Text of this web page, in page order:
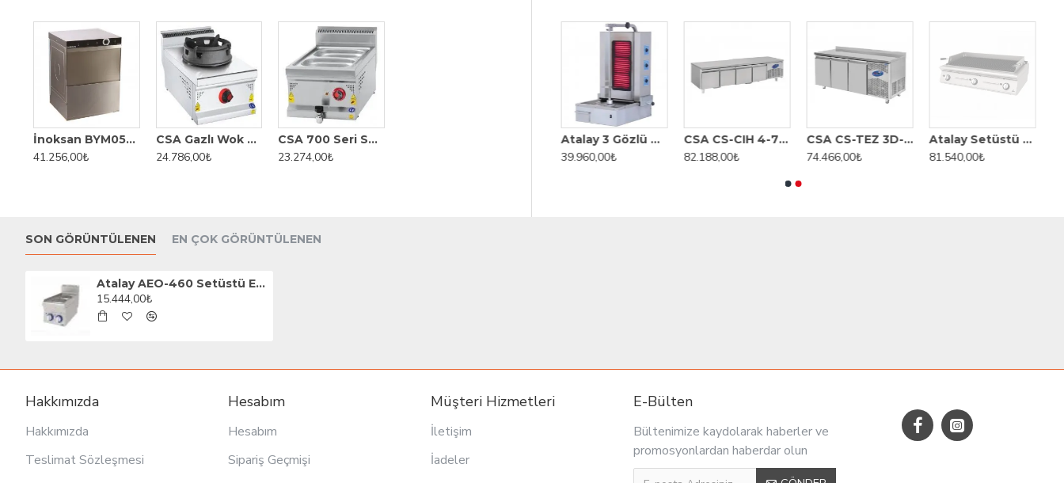
İnoksan BYM052ST Bulaşık Makinesi, 500 Tabak Kapasiteli, Tahliye Pompalı
41.256,00₺
CSA Gazlı Wok Ocak Tekli Set Üstü 40x70x30 cm KRCS.SWOG.470
24.786,00₺
CSA 700 Seri Sos Benmari Set Üstü Elektrikli 40x70 Cm
23.274,00₺64.800,00₺
Atalay 3 Gözlü Alttan Motorlu Elektrikli Döner Ocağı, ADE-3A
39.960,00₺
CSA CS-CIH 4-700 Cihaz Altı Buzdolabı, 4 Kapılı, 310 L
82.188,00₺
CSA CS-TEZ 3D-700 Tezgah Tipi Derin Dondurucu, 3 Kapılı, 474 L
74.466,00₺
Atalay Setüstü Gazlı Lavataşlı Izgara, 120x60x30 Cm, ALI 1273
81.540,00₺
SON GÖRÜNTÜLENEN EN ÇOK GÖRÜNTÜLENEN
Atalay AEO-460 Setüstü Elektrikli Ocak
15.444,00₺
Hakkımızda
Hakkımızda
Teslimat Sözleşmesi
Hesabım
Hesabım
Sipariş Geçmişi
Müşteri Hizmetleri
İletişim
İadeler
E-Bülten
Bültenimize kaydolarak haberler ve
promosyonlardan haberdar olun